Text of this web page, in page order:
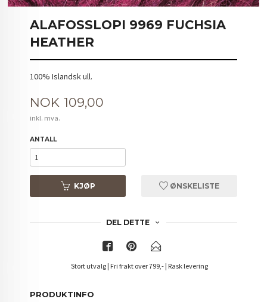
ALAFOSSLOPI 9969 FUCHSIA
HEATHER
100% Islandsk ull.
Pris
NOK 109,00
inkl. mva.
ANTALL
KJØP ØNSKELISTE
DEL DETTE
Stort utvalg | Fri frakt over 799,- | Rask levering
PRODUKTINFO